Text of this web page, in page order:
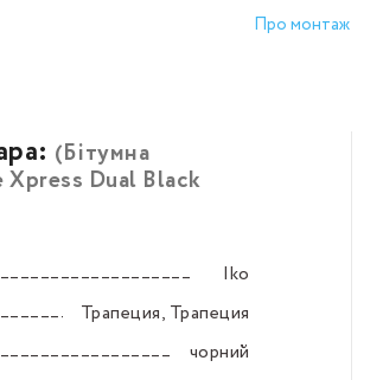
Про монтаж
(Бітумна
Xpress Dual Black
Iko
Трапеция, Трапеция
чорний